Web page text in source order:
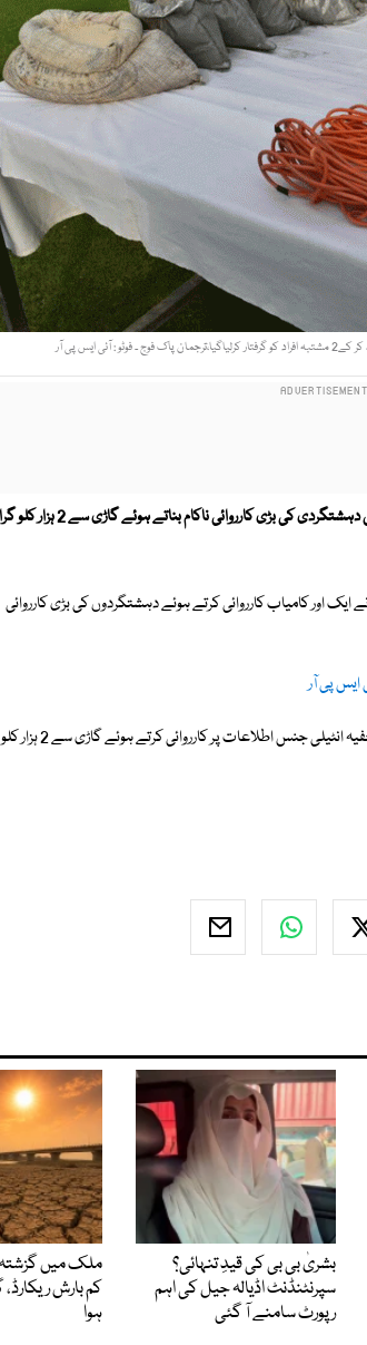
آپریشن رد الفساد کے تحت ایف سی نے قلعہ عبداللہ میں دہشتگردی کی بڑی کارروائی ناکام بناتے ہوئے
اور کامیاب کارروائی کرتے ہوئے دہشتگردوں کی بڑی کارروائی
ترجمان پاک فوج کے مطابق بلوچستان کے ضلع قلعہ عبد اللہ میں ایف سی نے خفیہ انٹیلی جنس اطلاعات پر کارروائی کرتے ہوئے گاڑی سے 2 ہزار کلو
بشریٰ بی بی کی قیدِ تنہائی؟
سپرنٹنڈنٹ اڈیالہ جیل کی اہم
رپورٹ سامنے آ گئی
ملک میں
کم بارش
ہوا